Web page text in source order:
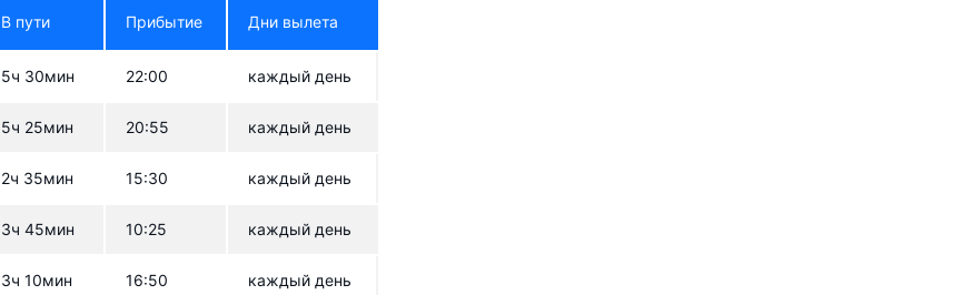
В пути Прибытие Дни вылета
5ч 30мин 22:00 каждый день
5ч 25мин 20:55 каждый день
2ч 35мин 15:30 каждый день
3ч 45мин 10:25 каждый день
3ч 10мин 16:50 каждый день